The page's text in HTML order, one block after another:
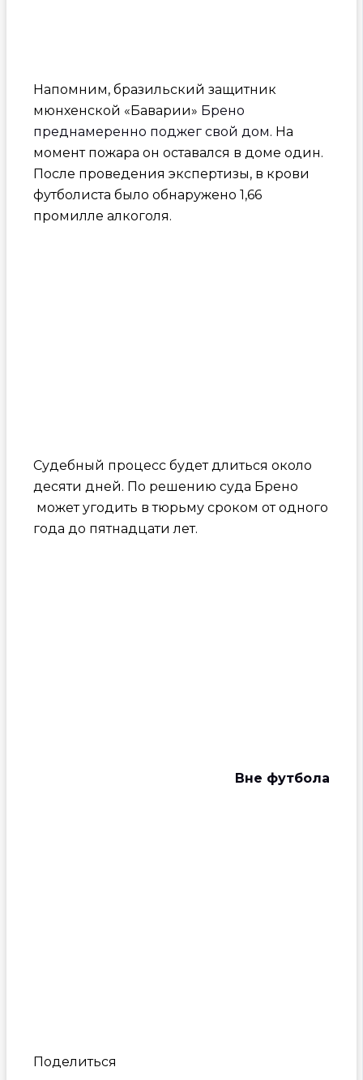
Напомним, бразильский защитник
мюнхенской «Баварии» Брено
преднамеренно поджег свой дом. На
момент пожара он оставался в доме один.
После проведения экспертизы, в крови
футболиста было обнаружено 1,66
промилле алкоголя.
Судебный процесс будет длиться около
десяти дней. По решению суда Брено
может угодить в тюрьму сроком от одного
года до пятнадцати лет.
Вне футбола
Поделиться